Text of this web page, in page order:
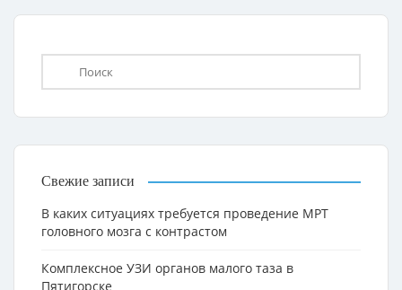
Свежие записи
В каких ситуациях требуется проведение МРТ
головного мозга с контрастом
Комплексное УЗИ органов малого таза в
Пятигорске